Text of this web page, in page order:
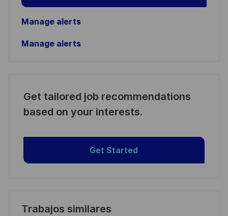
Manage alerts
Manage alerts
Get tailored job recommendations
based on your interests.
Get Started
Trabajos similares